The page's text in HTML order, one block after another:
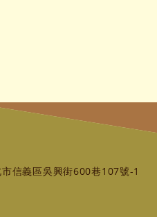
信義區吳興街600巷107號-1